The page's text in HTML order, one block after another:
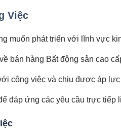
Việc
muốn phát triển với lĩnh vực
bán hàng Bất động sản cao
công việc và chịu được áp
đáp ứng các yêu cầu trực tiếp